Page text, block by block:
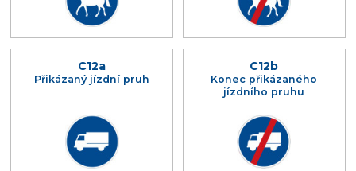
C12a
Přikázaný jízdní pruh
C12b
Konec přikázaného
jízdního pruhu